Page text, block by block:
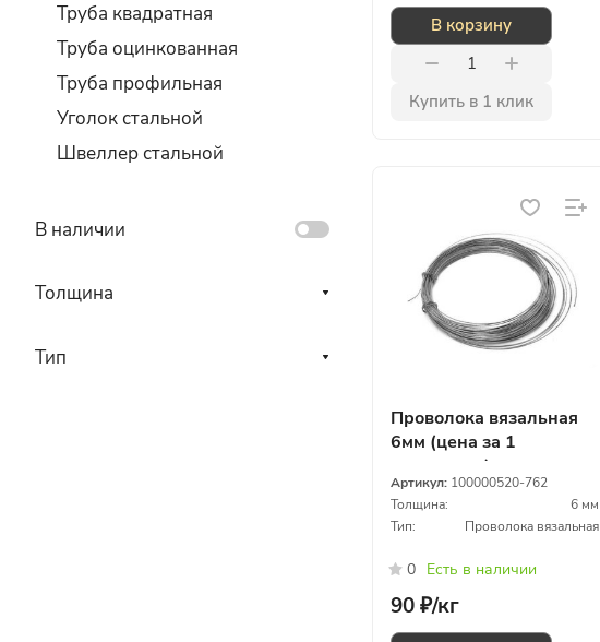
В корзину
Купить в 1 клик
Проволока вязальная
6мм (цена за 1
килограмм)
Артикул: 100000520-762
Толщина:
6 мм
Тип:
Проволока вязальная
0 Есть в наличии
90 ₽/кг
Труба квадратная
Труба оцинкованная
Труба профильная
Уголок стальной
Швеллер стальной
В наличии
Толщина
Тип